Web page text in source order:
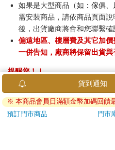
如果是大型商品（如：傢俱、
需安裝商品，請依商品頁面
後，出貨廠商將會和您聯繫確
偏遠地區、樓層費及其它加
一併告知，廠商將保留出貨與
提醒您！！
金石堂及銀行均不會請您操作
ATM提款機，請不要聽從指示，
退換貨須知：